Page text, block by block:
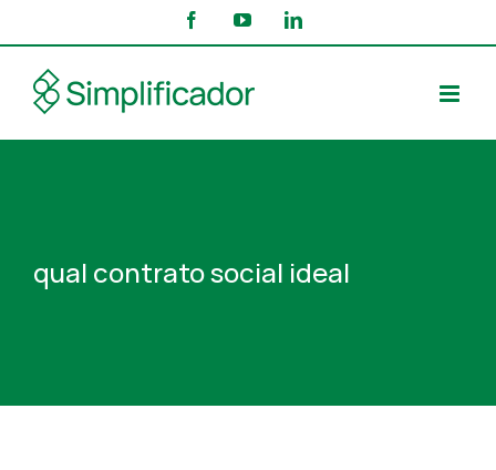
FacebookYouTubeLinkedIn
qual contrato social ideal